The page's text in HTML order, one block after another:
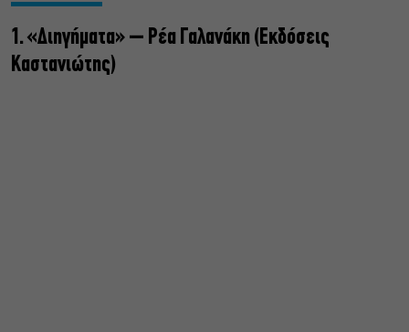
1. «Διηγήματα» – Ρέα Γαλανάκη (Εκδόσεις
Καστανιώτης)